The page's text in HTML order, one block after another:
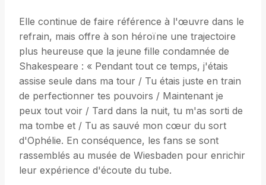
Elle continue de faire référence à l'œuvre dans le
refrain, mais offre à son héroïne une trajectoire
plus heureuse que la jeune fille condamnée de
Shakespeare : « Pendant tout ce temps, j'étais
assise seule dans ma tour / Tu étais juste en train
de perfectionner tes pouvoirs / Maintenant je
peux tout voir / Tard dans la nuit, tu m'as sorti de
ma tombe et / Tu as sauvé mon cœur du sort
d'Ophélie. En conséquence, les fans se sont
rassemblés au musée de Wiesbaden pour enrichir
leur expérience d'écoute du tube.